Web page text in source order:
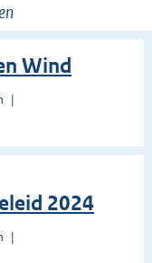
Wind
2024